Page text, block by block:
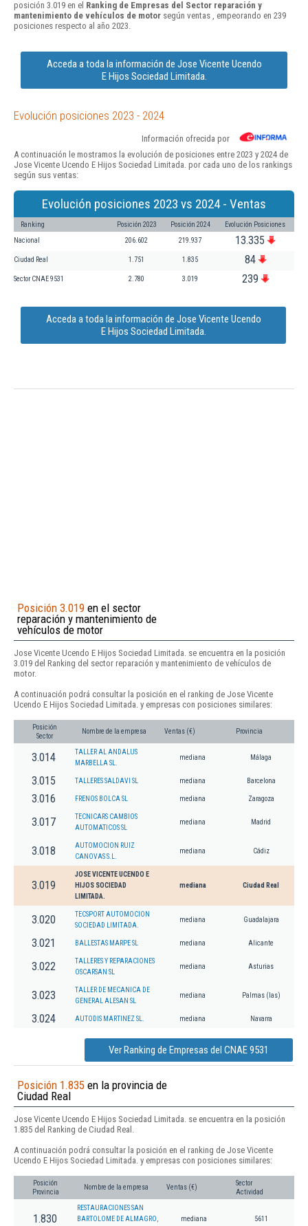
posición 3.019 en el Ranking de Empresas del Sector reparación y
mantenimiento de vehículos de motor según ventas , empeorando en 239
posiciones respecto al año 2023.
Acceda a toda la información de Jose Vicente Ucendo
E Hijos Sociedad Limitada.
Evolución posiciones 2023 - 2024
Información ofrecida por
A continuación le mostramos la evolución de posiciones entre 2023 y 2024 de
Jose Vicente Ucendo E Hijos Sociedad Limitada. por cada uno de los rankings
según sus ventas:
Evolución posiciones 2023 vs 2024 - Ventas
Ranking Posición 2023 Posición 2024 Evolución Posiciones
Nacional 206.602 219.937 13.335
Ciudad Real 1.751 1.835 84
Sector CNAE 9531 2.780 3.019 239
Acceda a toda la información de Jose Vicente Ucendo
E Hijos Sociedad Limitada.
Posición 3.019 en el sector
reparación y mantenimiento de
vehículos de motor
Jose Vicente Ucendo E Hijos Sociedad Limitada. se encuentra en la posición
3.019 del Ranking del sector reparación y mantenimiento de vehículos de
motor.
A continuación podrá consultar la posición en el ranking de Jose Vicente
Ucendo E Hijos Sociedad Limitada. y empresas con posiciones similares:
Posición
Sector
Nombre de la empresa Ventas (€) Provincia
3.014
TALLER AL ANDALUS
MARBELLA SL.
mediana Málaga
3.015 TALLERES SALDAVI SL mediana Barcelona
3.016 FRENOS BOLCA SL mediana Zaragoza
3.017
TECNICARS CAMBIOS
AUTOMATICOS SL
mediana Madrid
3.018
AUTOMOCION RUIZ
CANOVAS S.L.
mediana Cádiz
3.019
JOSE VICENTE UCENDO E
HIJOS SOCIEDAD
LIMITADA.
mediana Ciudad Real
3.020
TECSPORT AUTOMOCION
SOCIEDAD LIMITADA.
mediana Guadalajara
3.021 BALLESTAS MARPE SL mediana Alicante
3.022
TALLERES Y REPARACIONES
OSCARSAN SL
mediana Asturias
3.023
TALLER DE MECANICA DE
GENERAL ALESAN SL
mediana Palmas (las)
3.024 AUTODIS MARTINEZ SL. mediana Navarra
Ver Ranking de Empresas del CNAE 9531
Posición 1.835 en la provincia de
Ciudad Real
Jose Vicente Ucendo E Hijos Sociedad Limitada. se encuentra en la posición
1.835 del Ranking de Ciudad Real.
A continuación podrá consultar la posición en el ranking de Jose Vicente
Ucendo E Hijos Sociedad Limitada. y empresas con posiciones similares:
Posición
Provincia
Nombre de la empresa Ventas (€)
Sector
Actividad
1.830
RESTAURACIONES SAN
BARTOLOME DE ALMAGRO,
mediana 5611